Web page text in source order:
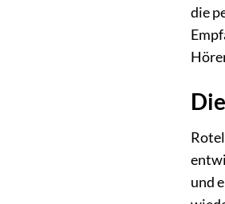
die
und